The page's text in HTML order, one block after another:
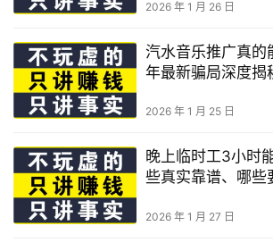
2026 年 1 月 26 日
汽水音乐推广真
年最新骗局深度揭
2026 年 1 月 25 日
晚上临时工3小时
些真实靠谱、哪些
2026 年 1 月 27 日